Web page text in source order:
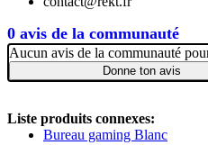
0 avis de la communauté
Aucun avis de la communauté
Donne ton avis
Liste produits connexes:
Bureau gaming Blanc